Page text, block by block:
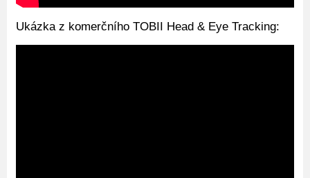
Ukázka z komerčního TOBII Head & Eye Tracking: